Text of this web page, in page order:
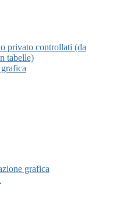
privato controllati (da
tabelle)
grafica